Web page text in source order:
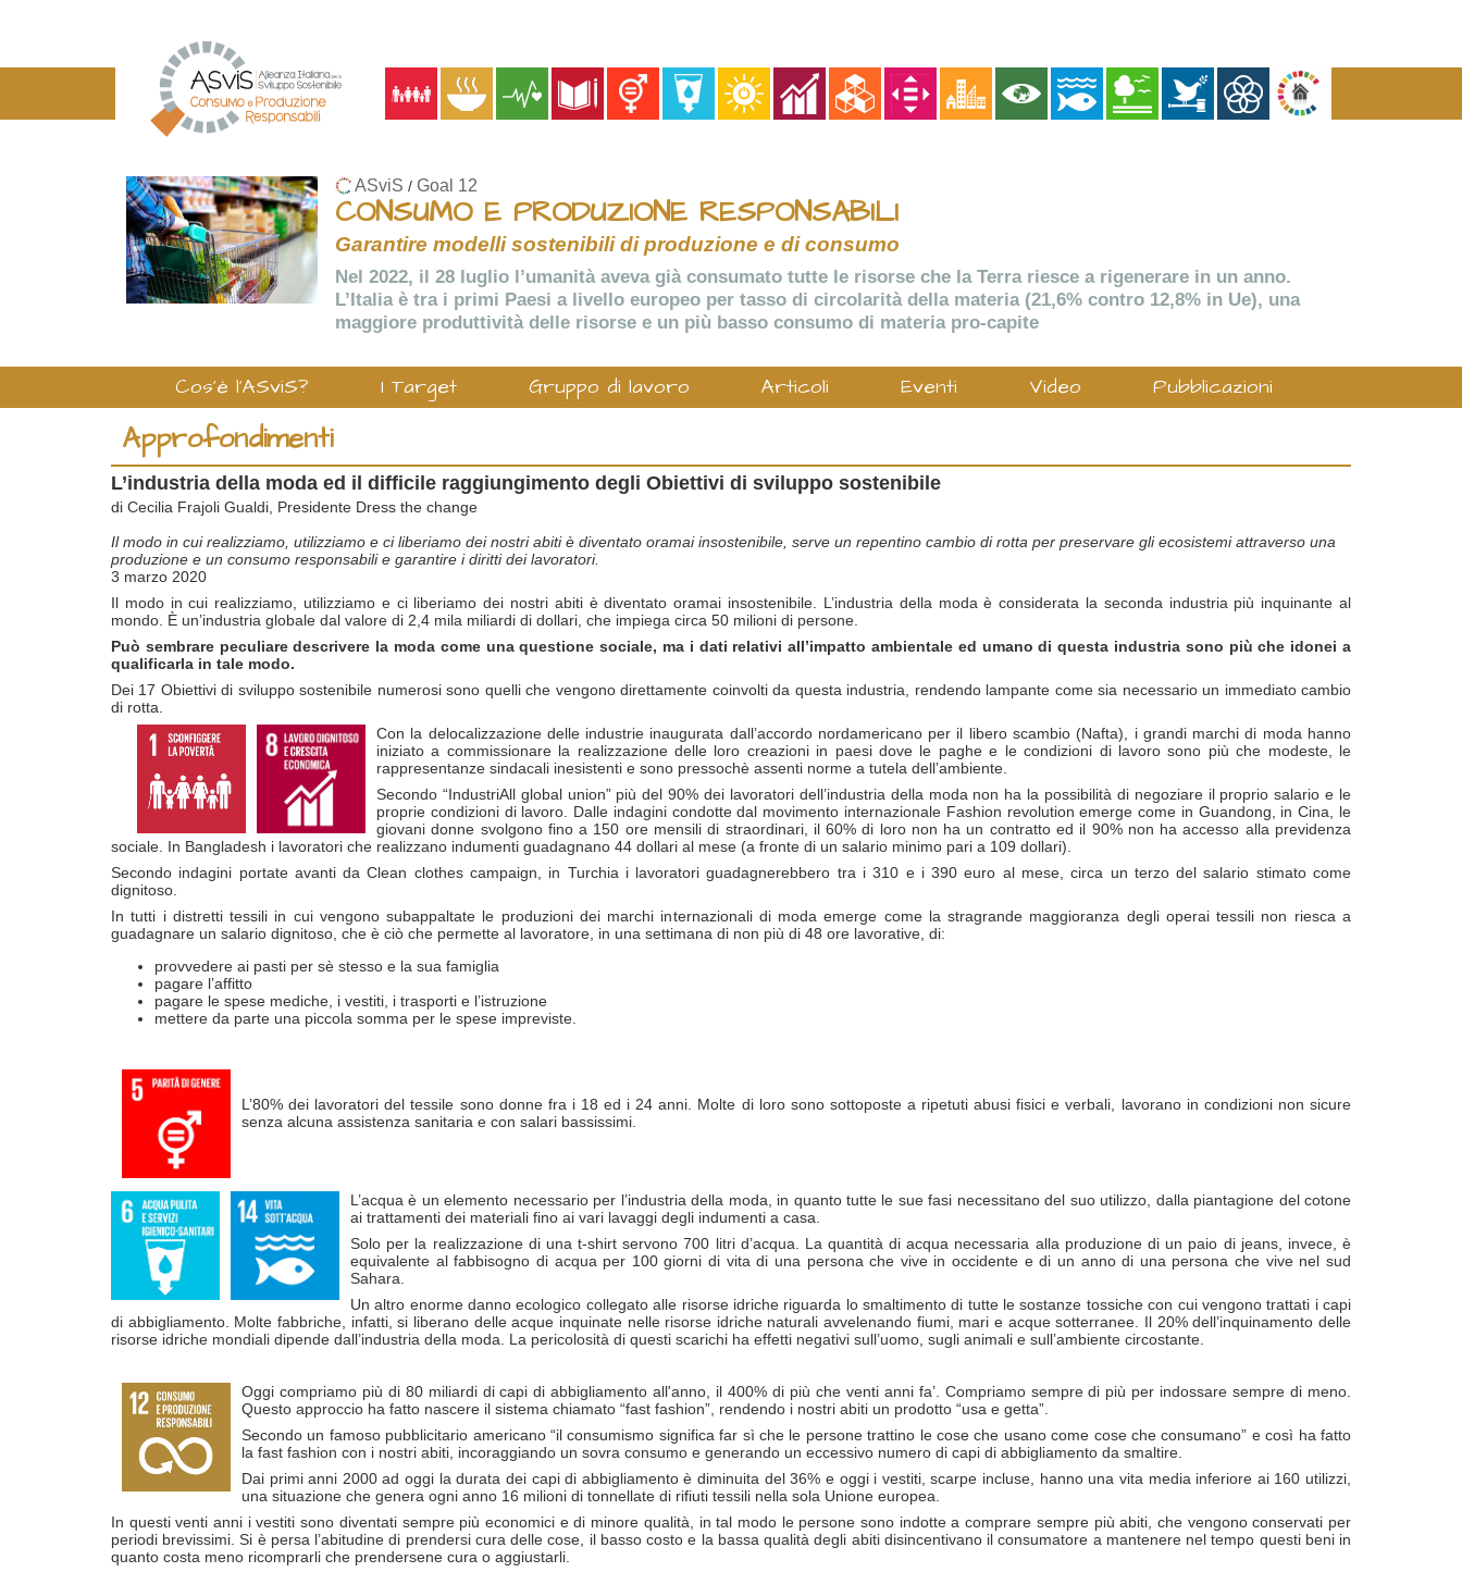
ASviS / Goal 12
CONSUMO E PRODUZIONE RESPONSABILI
Garantire modelli sostenibili di produzione e di consumo
Nel 2022, il 28 luglio l’umanità aveva già consumato tutte le risorse che la Terra riesce a rigenerare in un anno.
L’Italia è tra i primi Paesi a livello europeo per tasso di circolarità della materia (21,6% contro 12,8% in Ue), una
maggiore produttività delle risorse e un più basso consumo di materia pro-capite
Cos'è l'ASviS? I Target Gruppo di lavoro Articoli Eventi Video Pubblicazioni
Approfondimenti
L’industria della moda ed il difficile raggiungimento degli Obiettivi di sviluppo sostenibile
di Cecilia Frajoli Gualdi, Presidente Dress the change
Il modo in cui realizziamo, utilizziamo e ci liberiamo dei nostri abiti è diventato oramai insostenibile, serve un repentino cambio di rotta per preservare gli ecosistemi attraverso una
produzione e un consumo responsabili e garantire i diritti dei lavoratori.
3 marzo 2020
Il modo in cui realizziamo, utilizziamo e ci liberiamo dei nostri abiti è diventato oramai insostenibile. L’industria della moda è considerata la seconda industria più inquinante al
mondo. È un’industria globale dal valore di 2,4 mila miliardi di dollari, che impiega circa 50 milioni di persone.
Può sembrare peculiare descrivere la moda come una questione sociale, ma i dati relativi all’impatto ambientale ed umano di questa industria sono più che idonei a
qualificarla in tale modo.
Dei 17 Obiettivi di sviluppo sostenibile numerosi sono quelli che vengono direttamente coinvolti da questa industria, rendendo lampante come sia necessario un immediato cambio
di rotta.
Con la delocalizzazione delle industrie inaugurata dall’accordo nordamericano per il libero scambio (Nafta), i grandi marchi di moda hanno
iniziato a commissionare la realizzazione delle loro creazioni in paesi dove le paghe e le condizioni di lavoro sono più che modeste, le
rappresentanze sindacali inesistenti e sono pressochè assenti norme a tutela dell’ambiente.
Secondo “IndustriAll global union” più del 90% dei lavoratori dell’industria della moda non ha la possibilità di negoziare il proprio salario e le
proprie condizioni di lavoro. Dalle indagini condotte dal movimento internazionale Fashion revolution emerge come in Guandong, in Cina, le
giovani donne svolgono fino a 150 ore mensili di straordinari, il 60% di loro non ha un contratto ed il 90% non ha accesso alla previdenza
sociale. In Bangladesh i lavoratori che realizzano indumenti guadagnano 44 dollari al mese (a fronte di un salario minimo pari a 109 dollari).
Secondo indagini portate avanti da Clean clothes campaign, in Turchia i lavoratori guadagnerebbero tra i 310 e i 390 euro al mese, circa un terzo del salario stimato come
dignitoso.
In tutti i distretti tessili in cui vengono subappaltate le produzioni dei marchi internazionali di moda emerge come la stragrande maggioranza degli operai tessili non riesca a
guadagnare un salario dignitoso, che è ciò che permette al lavoratore, in una settimana di non più di 48 ore lavorative, di:
provvedere ai pasti per sè stesso e la sua famiglia
pagare l’affitto
pagare le spese mediche, i vestiti, i trasporti e l’istruzione
mettere da parte una piccola somma per le spese impreviste.
L’80% dei lavoratori del tessile sono donne fra i 18 ed i 24 anni. Molte di loro sono sottoposte a ripetuti abusi fisici e verbali, lavorano in condizioni non sicure
senza alcuna assistenza sanitaria e con salari bassissimi.
L’acqua è un elemento necessario per l’industria della moda, in quanto tutte le sue fasi necessitano del suo utilizzo, dalla piantagione del cotone
ai trattamenti dei materiali fino ai vari lavaggi degli indumenti a casa.
Solo per la realizzazione di una t-shirt servono 700 litri d’acqua. La quantità di acqua necessaria alla produzione di un paio di jeans, invece, è
equivalente al fabbisogno di acqua per 100 giorni di vita di una persona che vive in occidente e di un anno di una persona che vive nel sud
Sahara.
Un altro enorme danno ecologico collegato alle risorse idriche riguarda lo smaltimento di tutte le sostanze tossiche con cui vengono trattati i capi
di abbigliamento. Molte fabbriche, infatti, si liberano delle acque inquinate nelle risorse idriche naturali avvelenando fiumi, mari e acque sotterranee. Il 20% dell’inquinamento delle
risorse idriche mondiali dipende dall’industria della moda. La pericolosità di questi scarichi ha effetti negativi sull’uomo, sugli animali e sull’ambiente circostante.
Oggi compriamo più di 80 miliardi di capi di abbigliamento all'anno, il 400% di più che venti anni fa’. Compriamo sempre di più per indossare sempre di meno.
Questo approccio ha fatto nascere il sistema chiamato “fast fashion”, rendendo i nostri abiti un prodotto “usa e getta”.
Secondo un famoso pubblicitario americano “il consumismo significa far sì che le persone trattino le cose che usano come cose che consumano” e così ha fatto
la fast fashion con i nostri abiti, incoraggiando un sovra consumo e generando un eccessivo numero di capi di abbigliamento da smaltire.
Dai primi anni 2000 ad oggi la durata dei capi di abbigliamento è diminuita del 36% e oggi i vestiti, scarpe incluse, hanno una vita media inferiore ai 160 utilizzi,
una situazione che genera ogni anno 16 milioni di tonnellate di rifiuti tessili nella sola Unione europea.
In questi venti anni i vestiti sono diventati sempre più economici e di minore qualità, in tal modo le persone sono indotte a comprare sempre più abiti, che vengono conservati per
periodi brevissimi. Si è persa l’abitudine di prendersi cura delle cose, il basso costo e la bassa qualità degli abiti disincentivano il consumatore a mantenere nel tempo questi beni in
quanto costa meno ricomprarli che prendersene cura o aggiustarli.